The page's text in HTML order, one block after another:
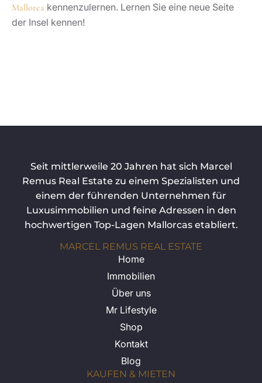
Mallorca kennenzulernen. Lernen Sie eine neue Seite
der Insel kennen!
Seit mittlerweile 20 Jahren hat sich Marcel
Remus Real Estate zu einem Spezialisten und
einem der führenden Unternehmen für
Luxusimmobilien und feine Adressen in den
hochwertigen Top-Lagen Mallorcas etabliert.
MARCEL REMUS REAL ESTATE
Home
Immobilien
Über uns
Mr Lifestyle
Shop
Kontakt
Blog
KAUFEN & MIETEN